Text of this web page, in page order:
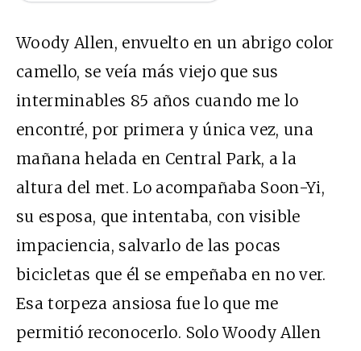
Woody Allen, envuelto en un abrigo color
camello, se veía más viejo que sus
interminables 85 años cuando me lo
encontré, por primera y única vez, una
mañana helada en Central Park, a la
altura del met. Lo acompañaba Soon-Yi,
su esposa, que intentaba, con visible
impaciencia, salvarlo de las pocas
bicicletas que él se empeñaba en no ver.
Esa torpeza ansiosa fue lo que me
permitió reconocerlo. Solo Woody Allen